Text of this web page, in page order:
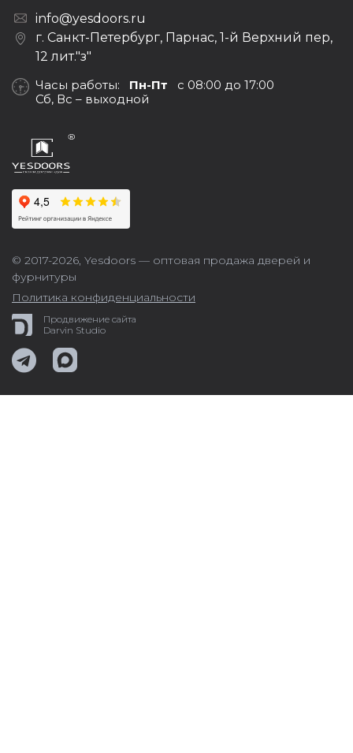
© 2017-2026, Yesdoors — оптовая продажа дверей и
фурнитуры
Политика конфиденциальности
Продвижение сайта
Darvin Studio
info@yesdoors.ru
г. Санкт-Петербург, Парнас, 1-й Верхний пер,
12 лит."з"
Часы работы: Пн-Пт с 08:00 до 17:00
Сб, Вс – выходной